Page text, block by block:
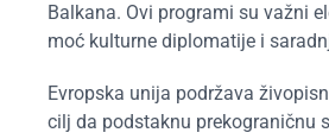
Balkana. Ovi programi su važni
moć kulturne diplomatije i
Evropska unija podržava
cilj da podstaknu prekograničnu